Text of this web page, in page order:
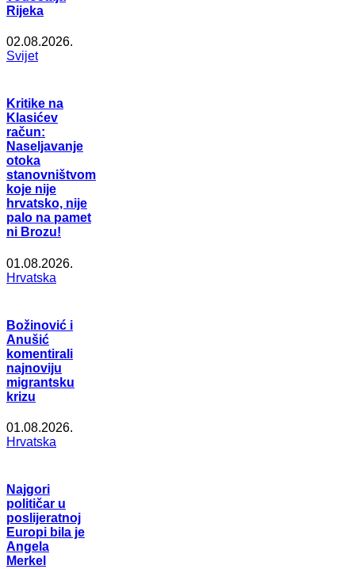
Rijeka
02.08.2026.
Svijet
Kritike na
Klasićev
račun:
Naseljavanje
otoka
stanovništvom
koje nije
hrvatsko, nije
palo na pamet
ni Brozu!
01.08.2026.
Hrvatska
Božinović i
Anušić
komentirali
najnoviju
migrantsku
krizu
01.08.2026.
Hrvatska
Najgori
političar u
poslijeratnoj
Europi bila je
Angela
Merkel